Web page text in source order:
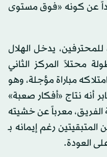
عن كونه «فوق مستوى
يدخل الهلال
محتلاً المركز الثاني
5 نقاط، مع امتلاكه مباراة مؤجلة، وهو
أنه نتاج «أفكار صعبة»
الفريق، معرباً عن خشيته
رغم إيمانه بـ
العودة.